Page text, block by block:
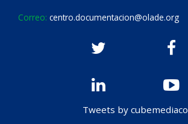
Correo: centro.documentacion@olade.org
Tweets by cubemediaco